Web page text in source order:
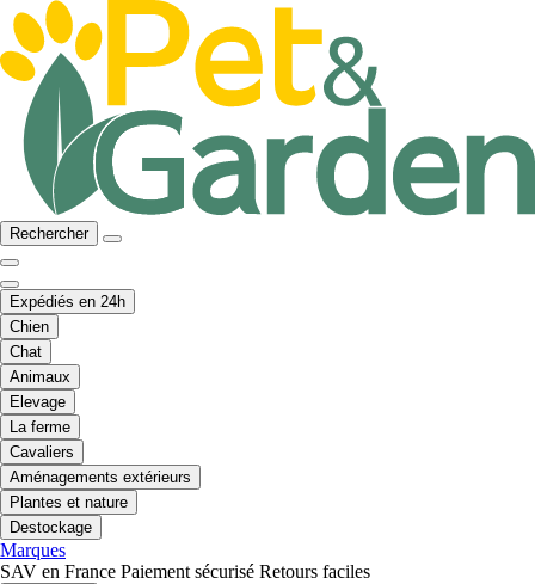
Rechercher
Expédiés en 24h
Chien
Chat
Animaux
Elevage
La ferme
Cavaliers
Aménagements extérieurs
Plantes et nature
Destockage
Marques
SAV en France Paiement sécurisé Retours faciles